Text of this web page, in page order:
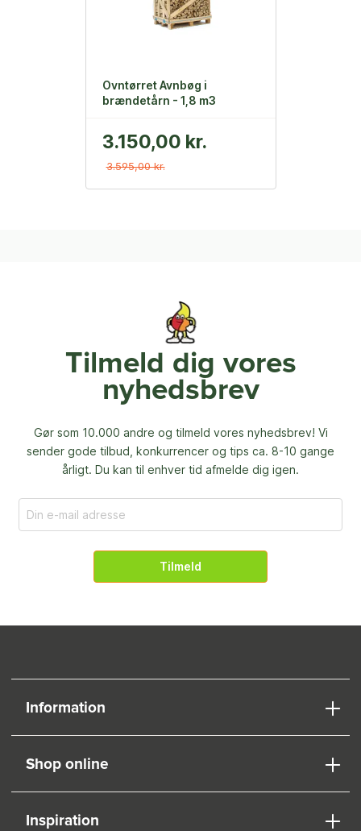
Ovntørret Avnbøg i
brændetårn - 1,8 m3
3.150,00 kr.
3.595,00 kr.
Tilmeld dig vores
nyhedsbrev
Gør som 10.000 andre og tilmeld vores nyhedsbrev! Vi
sender gode tilbud, konkurrencer og tips ca. 8-10 gange
årligt. Du kan til enhver tid afmelde dig igen.
Tilmeld
Information
Shop online
Inspiration